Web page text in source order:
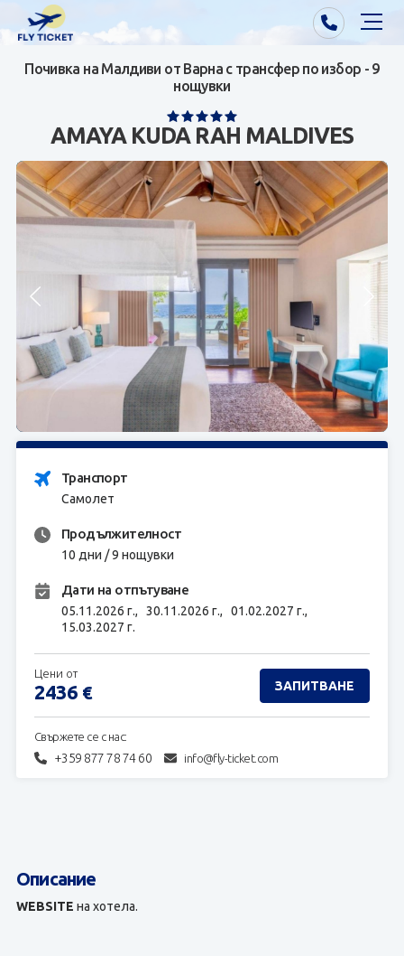
Почивки от Варна
Почивки от София/Пловдив/Бургас
Самолетни билети
Контакти
За нас
ЗАПИТВАНЕ
Почивка на Малдиви от Варна с трансфер по избор - 9
нощувки
AMAYA KUDA RAH MALDIVES
Транспорт
Самолет
Продължителност
10 дни / 9 нощувки
Дати на отпътуване
05.11.2026 г., 30.11.2026 г., 01.02.2027 г.,
15.03.2027 г.
Свържете се с нас:
+359 877 78 74 60 info@fly-ticket.com
Цени от
2436 € ЗАПИТВАНЕ
Описание
WEBSITE на хотела.